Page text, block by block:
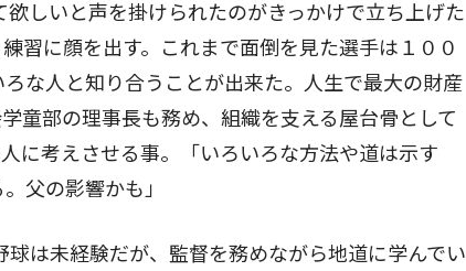
しいと声を掛けられたのがきっかけで立ち上げた
習に顔を出す。これまで面倒を見た選手は１００
な人と知り合うことが出来た。人生で最大の財産
童部の理事長も務め、組織を支える屋台骨として
に考えさせる事。「いろいろな方法や道は示す
父の影響かも」
は未経験だが、監督を務めながら地道に学んでい